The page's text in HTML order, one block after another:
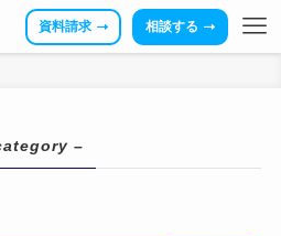
資料請求 相談する
–